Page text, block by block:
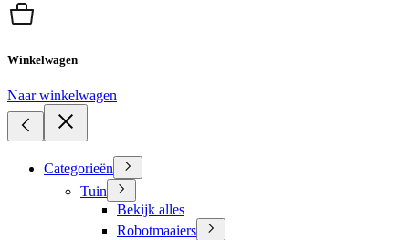
Winkelwagen
Naar winkelwagen
Categorieën
Tuin
Bekijk alles
Robotmaaiers